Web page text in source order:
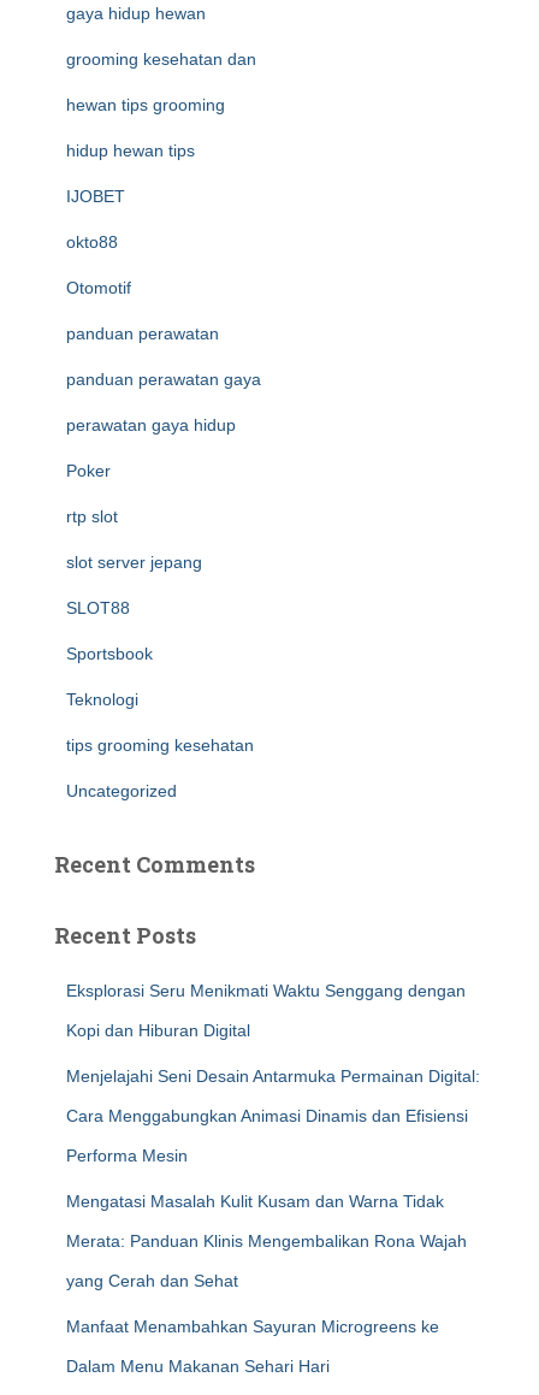
gaya hidup hewan
grooming kesehatan dan
hewan tips grooming
hidup hewan tips
IJOBET
okto88
Otomotif
panduan perawatan
panduan perawatan gaya
perawatan gaya hidup
Poker
rtp slot
slot server jepang
SLOT88
Sportsbook
Teknologi
tips grooming kesehatan
Uncategorized
Recent Comments
Recent Posts
Eksplorasi Seru Menikmati Waktu Senggang dengan
Kopi dan Hiburan Digital
Menjelajahi Seni Desain Antarmuka Permainan Digital:
Cara Menggabungkan Animasi Dinamis dan Efisiensi
Performa Mesin
Mengatasi Masalah Kulit Kusam dan Warna Tidak
Merata: Panduan Klinis Mengembalikan Rona Wajah
yang Cerah dan Sehat
Manfaat Menambahkan Sayuran Microgreens ke
Dalam Menu Makanan Sehari Hari